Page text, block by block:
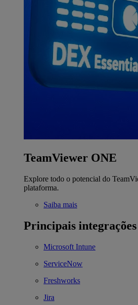
TeamViewer ONE
Explore todo o potencial do
plataforma.
Saiba mais
Principais integrações
Microsoft Intune
ServiceNow
Freshworks
Jira